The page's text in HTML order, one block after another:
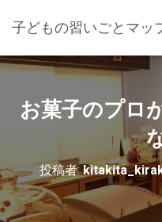
子どもの習いごとマッ
お菓子のプロ
投稿者: